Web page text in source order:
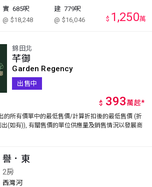
實 685呎
@ $18,248
建 779呎
@ $16,046
$ 1,250萬
錦田北
芊御
Garden Regency
出售中
$ 393萬起*
的所有價單中的最低售價/計算折扣後的最低售價 (折
(如有)), 有關售價的單位供應量及銷售情況以發展商
譽．東
2房
西灣河